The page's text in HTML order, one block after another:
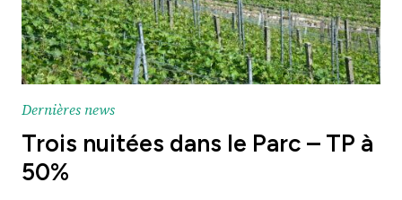
Dernières news
Trois nuitées dans le Parc – TP à
50%